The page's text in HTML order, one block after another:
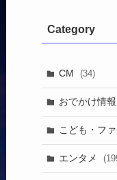
Category
CM (34)
おでかけ情報
こども・フ
エンタメ